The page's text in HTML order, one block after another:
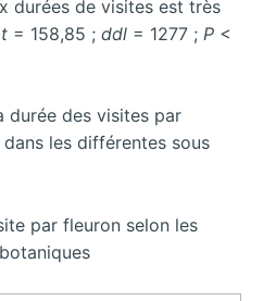
durées de visites est très
t = 158,85 ; ddl = 1277 ; P <
durée des visites par
dans les différentes sous
par fleuron selon les